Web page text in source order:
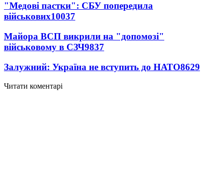
"Медові пастки": СБУ попередила
військових10037
Майора ВСП викрили на "допомозі"
військовому в СЗЧ9837
Залужний: Україна не вступить до НАТО8629
Читати коментарі